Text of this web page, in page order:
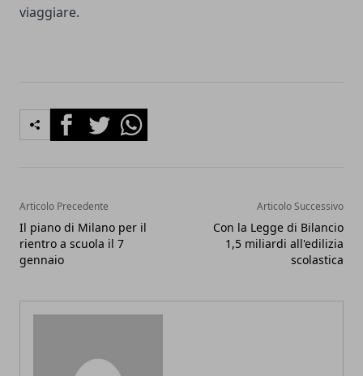
viaggiare.
FacebookTwitterWhatsapp
Articolo Precedente
Il piano di Milano per il
rientro a scuola il 7
gennaio
Articolo Successivo
Con la Legge di Bilancio
1,5 miliardi all'edilizia
scolastica